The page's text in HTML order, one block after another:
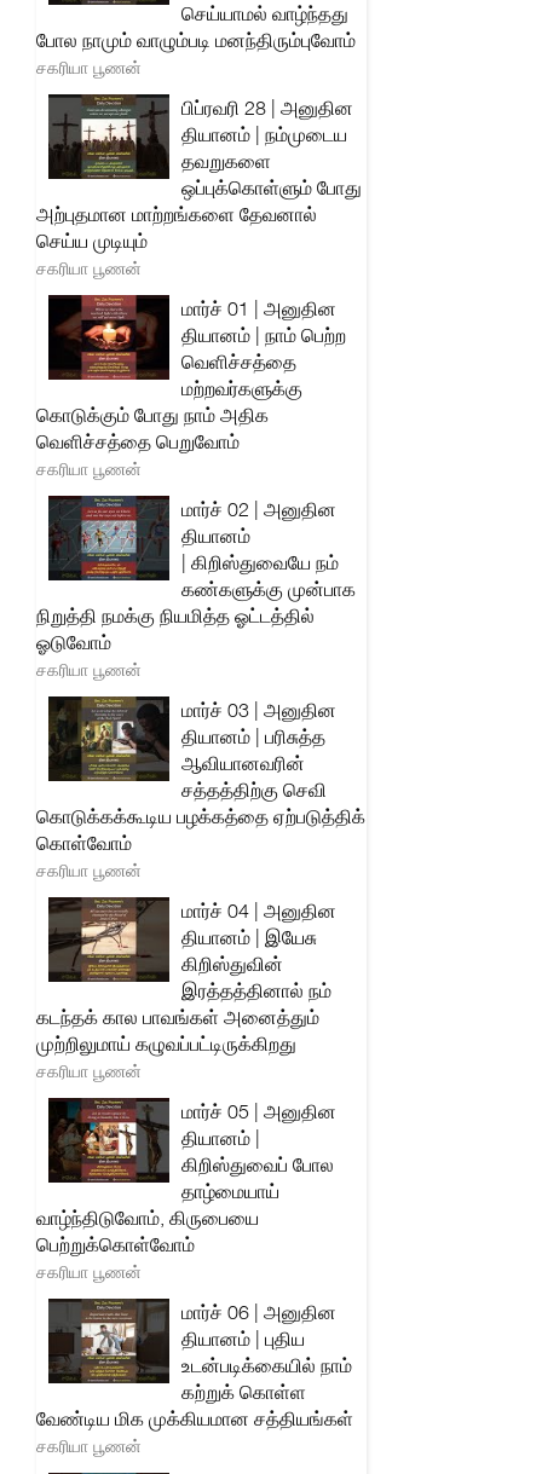
செய்யாமல் வாழ்ந்தது
போல நாமும் வாழும்படி மனந்திரும்புவோம்
சகரியா பூணன்
பிப்ரவரி 28 | அனுதின
தியானம் | நம்முடைய
தவறுகளை
ஒப்புக்கொள்ளும் போது
அற்புதமான மாற்றங்களை தேவனால்
செய்ய முடியும்
சகரியா பூணன்
மார்ச் 01 | அனுதின
தியானம் | நாம் பெற்ற
வெளிச்சத்தை
மற்றவர்களுக்கு
கொடுக்கும் போது நாம் அதிக
வெளிச்சத்தை பெறுவோம்
சகரியா பூணன்
மார்ச் 02 | அனுதின
தியானம்
| கிறிஸ்துவையே நம்
கண்களுக்கு முன்பாக
நிறுத்தி நமக்கு நியமித்த ஓட்டத்தில்
ஓடுவோம்
சகரியா பூணன்
மார்ச் 03 | அனுதின
தியானம் | பரிசுத்த
ஆவியானவரின்
சத்தத்திற்கு செவி
கொடுக்கக்கூடிய பழக்கத்தை ஏற்படுத்திக்
கொள்வோம்
சகரியா பூணன்
மார்ச் 04 | அனுதின
தியானம் | இயேசு
கிறிஸ்துவின்
இரத்தத்தினால் நம்
கடந்தக் கால பாவங்கள் அனைத்தும்
முற்றிலுமாய் கழுவப்பட்டிருக்கிறது
சகரியா பூணன்
மார்ச் 05 | அனுதின
தியானம் |
கிறிஸ்துவைப் போல
தாழ்மையாய்
வாழ்ந்திடுவோம், கிருபையை
பெற்றுக்கொள்வோம்
சகரியா பூணன்
மார்ச் 06 | அனுதின
தியானம் | புதிய
உடன்படிக்கையில் நாம்
கற்றுக் கொள்ள
வேண்டிய மிக முக்கியமான சத்தியங்கள்
சகரியா பூணன்